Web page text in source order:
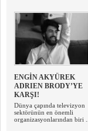
ENGİN AKYÜREK
ADRIEN BRODY’YE
KARŞI!
Dünya çapında televizyon
sektörünün en önemli
organizasyonlarından biri ...